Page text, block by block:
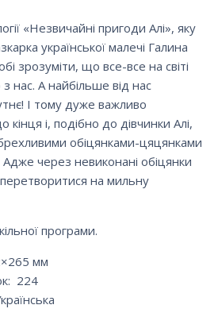
«Незвичайні пригоди Алі», яку
української малечі Галина
зрозуміти, що все-все на світі
нас. А найбільше від нас
І тому дуже важливо
кінця і, подібно до дівчинки Алі,
обіцянками-цяцянками
через невиконані обіцянки
на мильну
програми.
мм
224